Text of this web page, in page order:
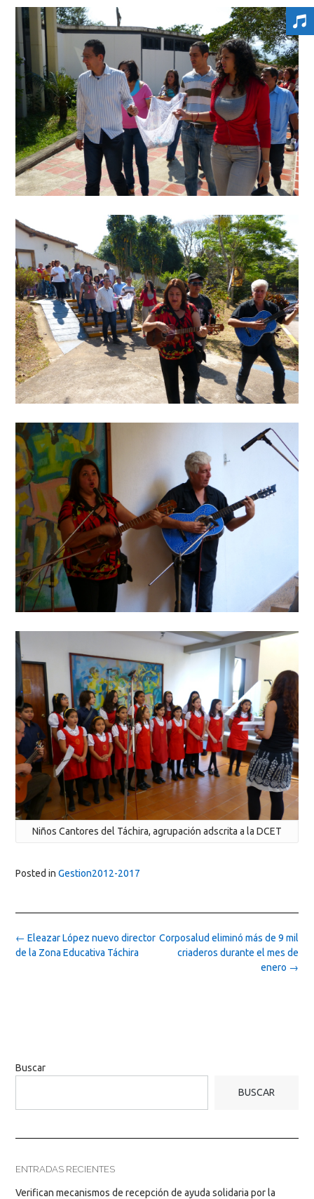
Niños Cantores del Táchira, agrupación adscrita a la DCET
Posted in Gestion2012-2017
Post
navigation
Corposalud eliminó más de 9 mil
criaderos durante el mes de
enero →
← Eleazar López nuevo director
de la Zona Educativa Táchira
Buscar
BUSCAR
ENTRADAS RECIENTES
Verifican mecanismos de recepción de ayuda solidaria por la